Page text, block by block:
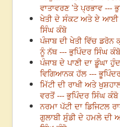
ਵਾਤਾਵਰਣ ’ਤੇ ਪ੍ਰਭਾਵ ---
ਖੇਤੀ ਦੇ ਸੰਕਟ ਅਤੇ ਏ ਆਈ
ਸਿੰਘ ਕੰਬੋ
ਪੰਜਾਬ ਦੀ ਖੇਤੀ ਵਿੱਚ
ਨੂੰ ਨੱਥ --- ਭੁਪਿੰਦਰ ਸਿੰਘ ਕੰਬੋ
ਪੰਜਾਬ ਦੇ ਪਾਣੀ ਦਾ ਡੂੰਘਾ
ਵਿਗਿਆਨਕ ਹੱਲ ---
ਮਿੱਟੀ ਦੀ ਰਾਖੀ ਅਤੇ
ਵਰਤੋਂ --- ਭੁਪਿੰਦਰ ਸਿੰਘ ਕੰਬੋ
ਨਰਮਾ ਪੱਟੀ ਦਾ ਡਿਜਿਟਲ
ਗੁਲਾਬੀ ਸੁੰਡੀ ਦੇ ਹਮਲੇ ਦੀ